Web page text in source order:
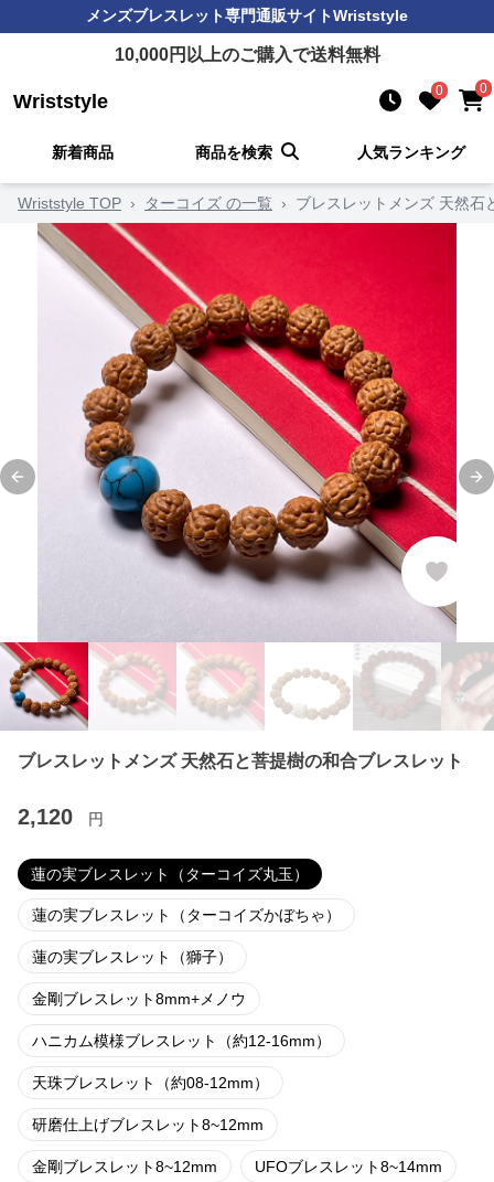
メンズブレスレット専門通販サイトWriststyle
10,000円以上のご購入で送料無料
Wriststyle 0 0
新着商品 商品を検索 人気ランキング
Wriststyle TOP › ターコイズ の一覧 › ブレスレットメンズ 天然石
Previous slide
ブレスレットメンズ 天然石と菩提樹の和合ブレスレット
2,120 円
蓮の実ブレスレット（ターコイズ丸玉）
蓮の実ブレスレット（ターコイズかぼちゃ）
蓮の実ブレスレット（獅子）
金剛ブレスレット8mm+メノウ
ハニカム模様ブレスレット（約12-16mm）
天珠ブレスレット（約08-12mm）
研磨仕上げブレスレット8~12mm
金剛ブレスレット8~12mm UFOブレスレット8~14mm